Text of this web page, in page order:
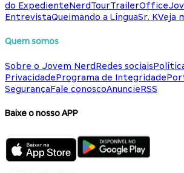
do ExpedienteNerdTourTrailerOffice
EntrevistaQueimando a LínguaSr. KVeja
Quem somos
Sobre o Jovem NerdRedes sociais
PrivacidadePrograma de Integridade
SegurançaFale conoscoAnuncieRSS
Baixe o nosso APP